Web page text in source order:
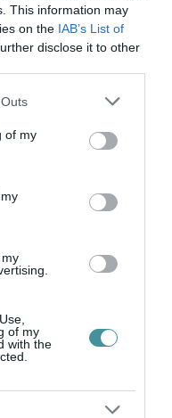
This information may
on the IAB’s List of
disclose it to other
one or more Google
You may click to
its third-party tags to
in below Google
of my
of my
with the
jegyzőkönyve után itt a
arról, hogy az
EVAT szerint ...
saját szája-íze szerint
Tegnap
ÜGYÉNEK
évvel ezelőtti ügy
által
A FELJELENTÉST